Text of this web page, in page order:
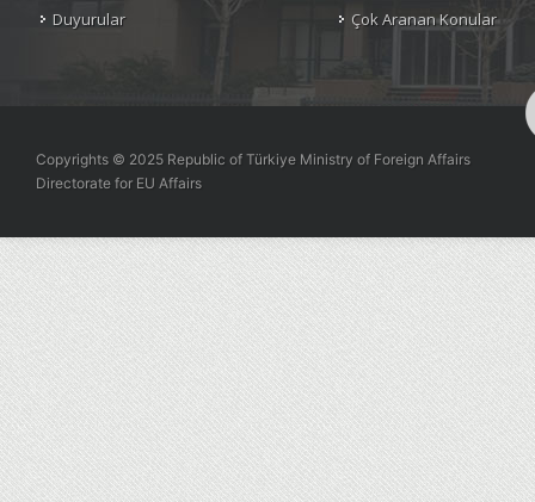
Duyurular
Çok Aranan Konular
Copyrights © 2025 Republic of Türkiye Ministry of Foreign Affairs
Directorate for EU Affairs